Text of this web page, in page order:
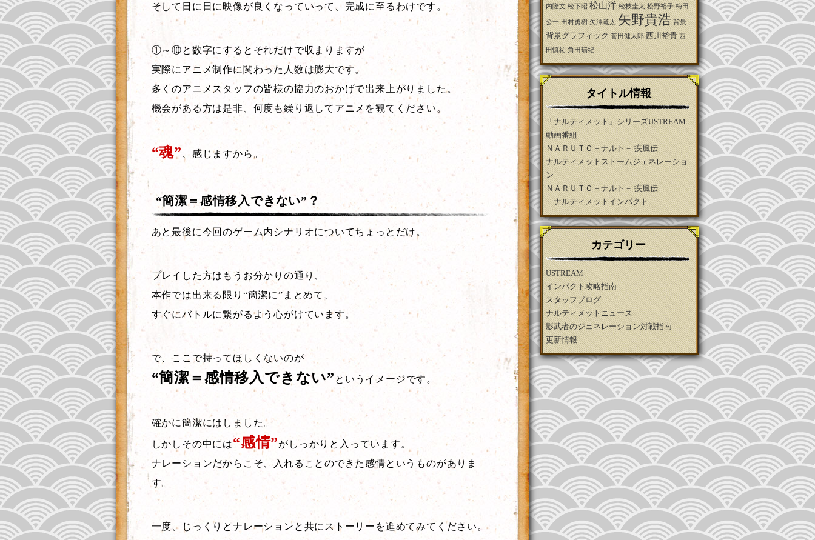
そして日に日に映像が良くなっていって、完成に至るわけです。
①～⑩と数字にするとそれだけで収まりますが
実際にアニメ制作に関わった人数は膨大です。
多くのアニメスタッフの皆様の協力のおかげで出来上がりました。
機会がある方は是非、何度も繰り返してアニメを観てください。
“魂” 、感じますから。
“簡潔＝感情移入できない”？
あと最後に今回のゲーム内シナリオについてちょっとだけ。
プレイした方はもうお分かりの通り、
本作では出来る限り“簡潔に”まとめて、
すぐにバトルに繋がるよう心がけています。
で、ここで持ってほしくないのが
“簡潔＝感情移入できない” というイメージです。
確かに簡潔にはしました。
しかしその中には“感情”がしっかりと入っています。
ナレーションだからこそ、入れることのできた感情というものがありま
す。
一度、じっくりとナレーションと共にストーリーを進めてみてください。
内隆文 松下昭 松山洋 松枝圭太 松野裕子 梅田
公一 田村勇樹 矢澤竜太 矢野貴浩 背景
背景グラフィック 菅田健太郎 西川裕貴 西
田慎祐 角田瑞紀
タイトル情報
「ナルティメット」シリーズUSTREAM
動画番組
ＮＡＲＵＴＯ－ナルト－ 疾風伝
ナルティメットストームジェネレーショ
ン
ＮＡＲＵＴＯ－ナルト－ 疾風伝
ナルティメットインパクト
カテゴリー
USTREAM
インパクト攻略指南
スタッフブログ
ナルティメットニュース
影武者のジェネレーション対戦指南
更新情報